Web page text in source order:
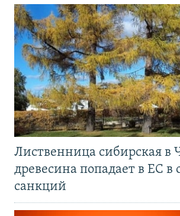
Лиственница сибирская в
древесина попадает в ЕС в
санкций